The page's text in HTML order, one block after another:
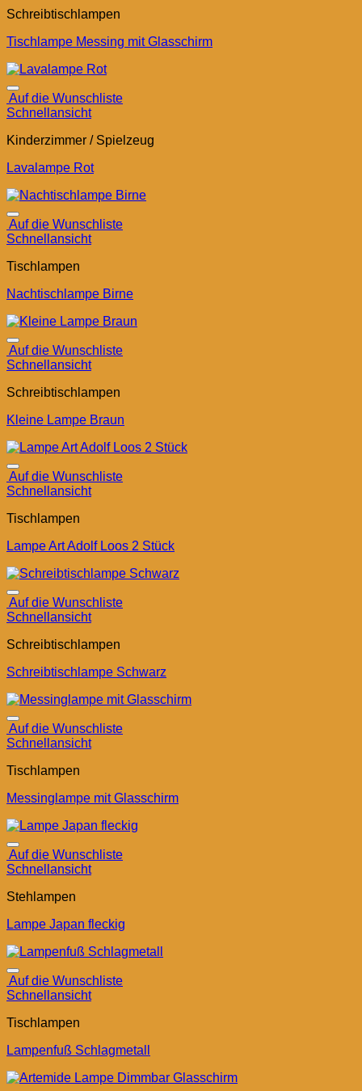
Schreibtischlampen
Tischlampe Messing mit Glasschirm
Auf die Wunschliste
Schnellansicht
Kinderzimmer / Spielzeug
Lavalampe Rot
Auf die Wunschliste
Schnellansicht
Tischlampen
Nachtischlampe Birne
Auf die Wunschliste
Schnellansicht
Schreibtischlampen
Kleine Lampe Braun
Auf die Wunschliste
Schnellansicht
Tischlampen
Lampe Art Adolf Loos 2 Stück
Auf die Wunschliste
Schnellansicht
Schreibtischlampen
Schreibtischlampe Schwarz
Auf die Wunschliste
Schnellansicht
Tischlampen
Messinglampe mit Glasschirm
Auf die Wunschliste
Schnellansicht
Stehlampen
Lampe Japan fleckig
Auf die Wunschliste
Schnellansicht
Tischlampen
Lampenfuß Schlagmetall